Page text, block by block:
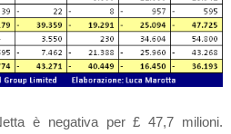
è negativa per £ 47,7 milioni.